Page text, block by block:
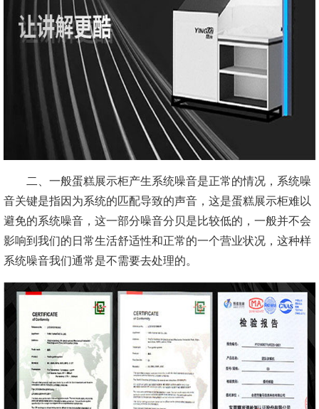
二、一般蛋糕展示柜产生系统噪音是正常的情况，系统噪
音关键是指因为系统的匹配导致的声音，这是蛋糕展示柜难以
避免的系统噪音，这一部分噪音分贝是比较低的，一般并不会
影响到我们的日常生活舒适性和正常的一个营业状况，这种样
系统噪音我们通常是不需要去处理的。